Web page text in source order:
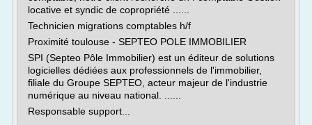
locative et syndic de copropriété ......
Technicien migrations comptables h/f
Proximité toulouse - SEPTEO POLE IMMOBILIER
SPI (Septeo Pôle Immobilier) est un éditeur de solutions
logicielles dédiées aux professionnels de l'immobilier,
filiale du Groupe SEPTEO, acteur majeur de l'industrie
numérique au niveau national. ......
Responsable support...